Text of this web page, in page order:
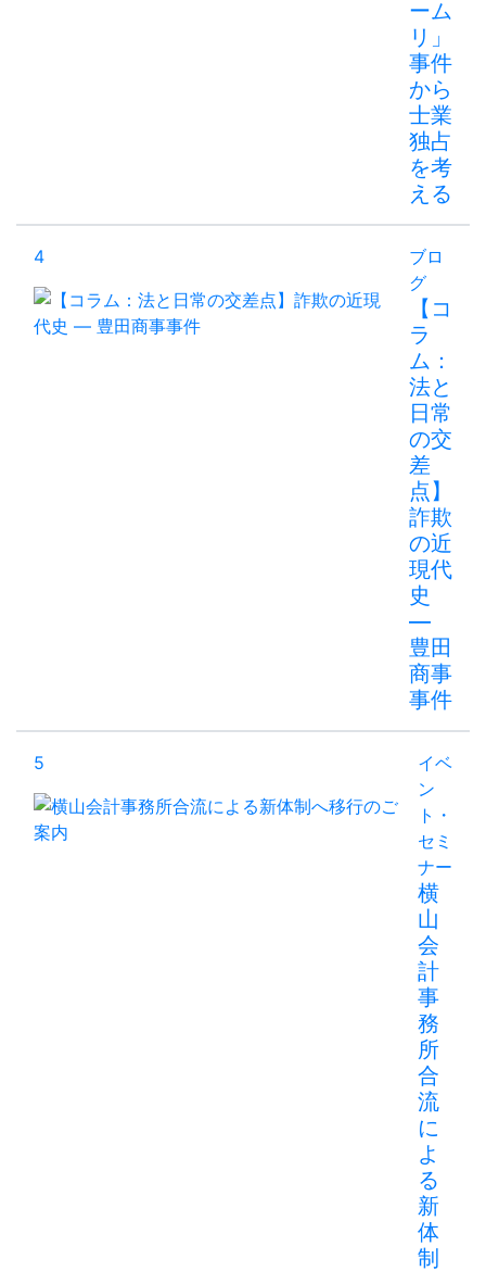
ーム
リ」
事件
から
士業
独占
を考
える
4
ブロ
グ
【コ
ラ
ム：
法と
日常
の交
差
点】
詐欺
の近
現代
史
―
豊田
商事
事件
5
イベ
ン
ト・
セミ
ナー
横
山
会
計
事
務
所
合
流
に
よ
る
新
体
制